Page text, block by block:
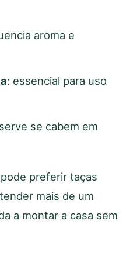
aroma e
: essencial para uso
se cabem em
preferir taças
mais de um
a montar a casa sem